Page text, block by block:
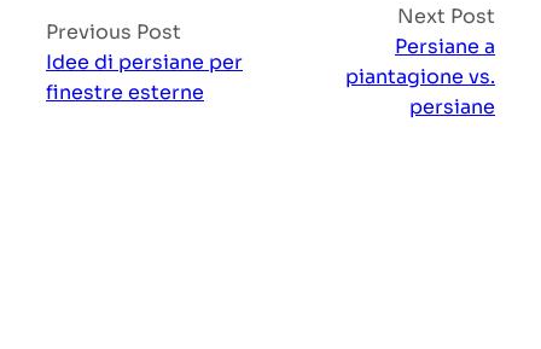
Previous Post
Idee di persiane per
finestre esterne
Next Post
Persiane a
piantagione vs.
persiane